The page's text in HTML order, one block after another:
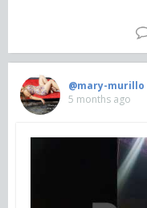
@mary-murillo
5 months ago